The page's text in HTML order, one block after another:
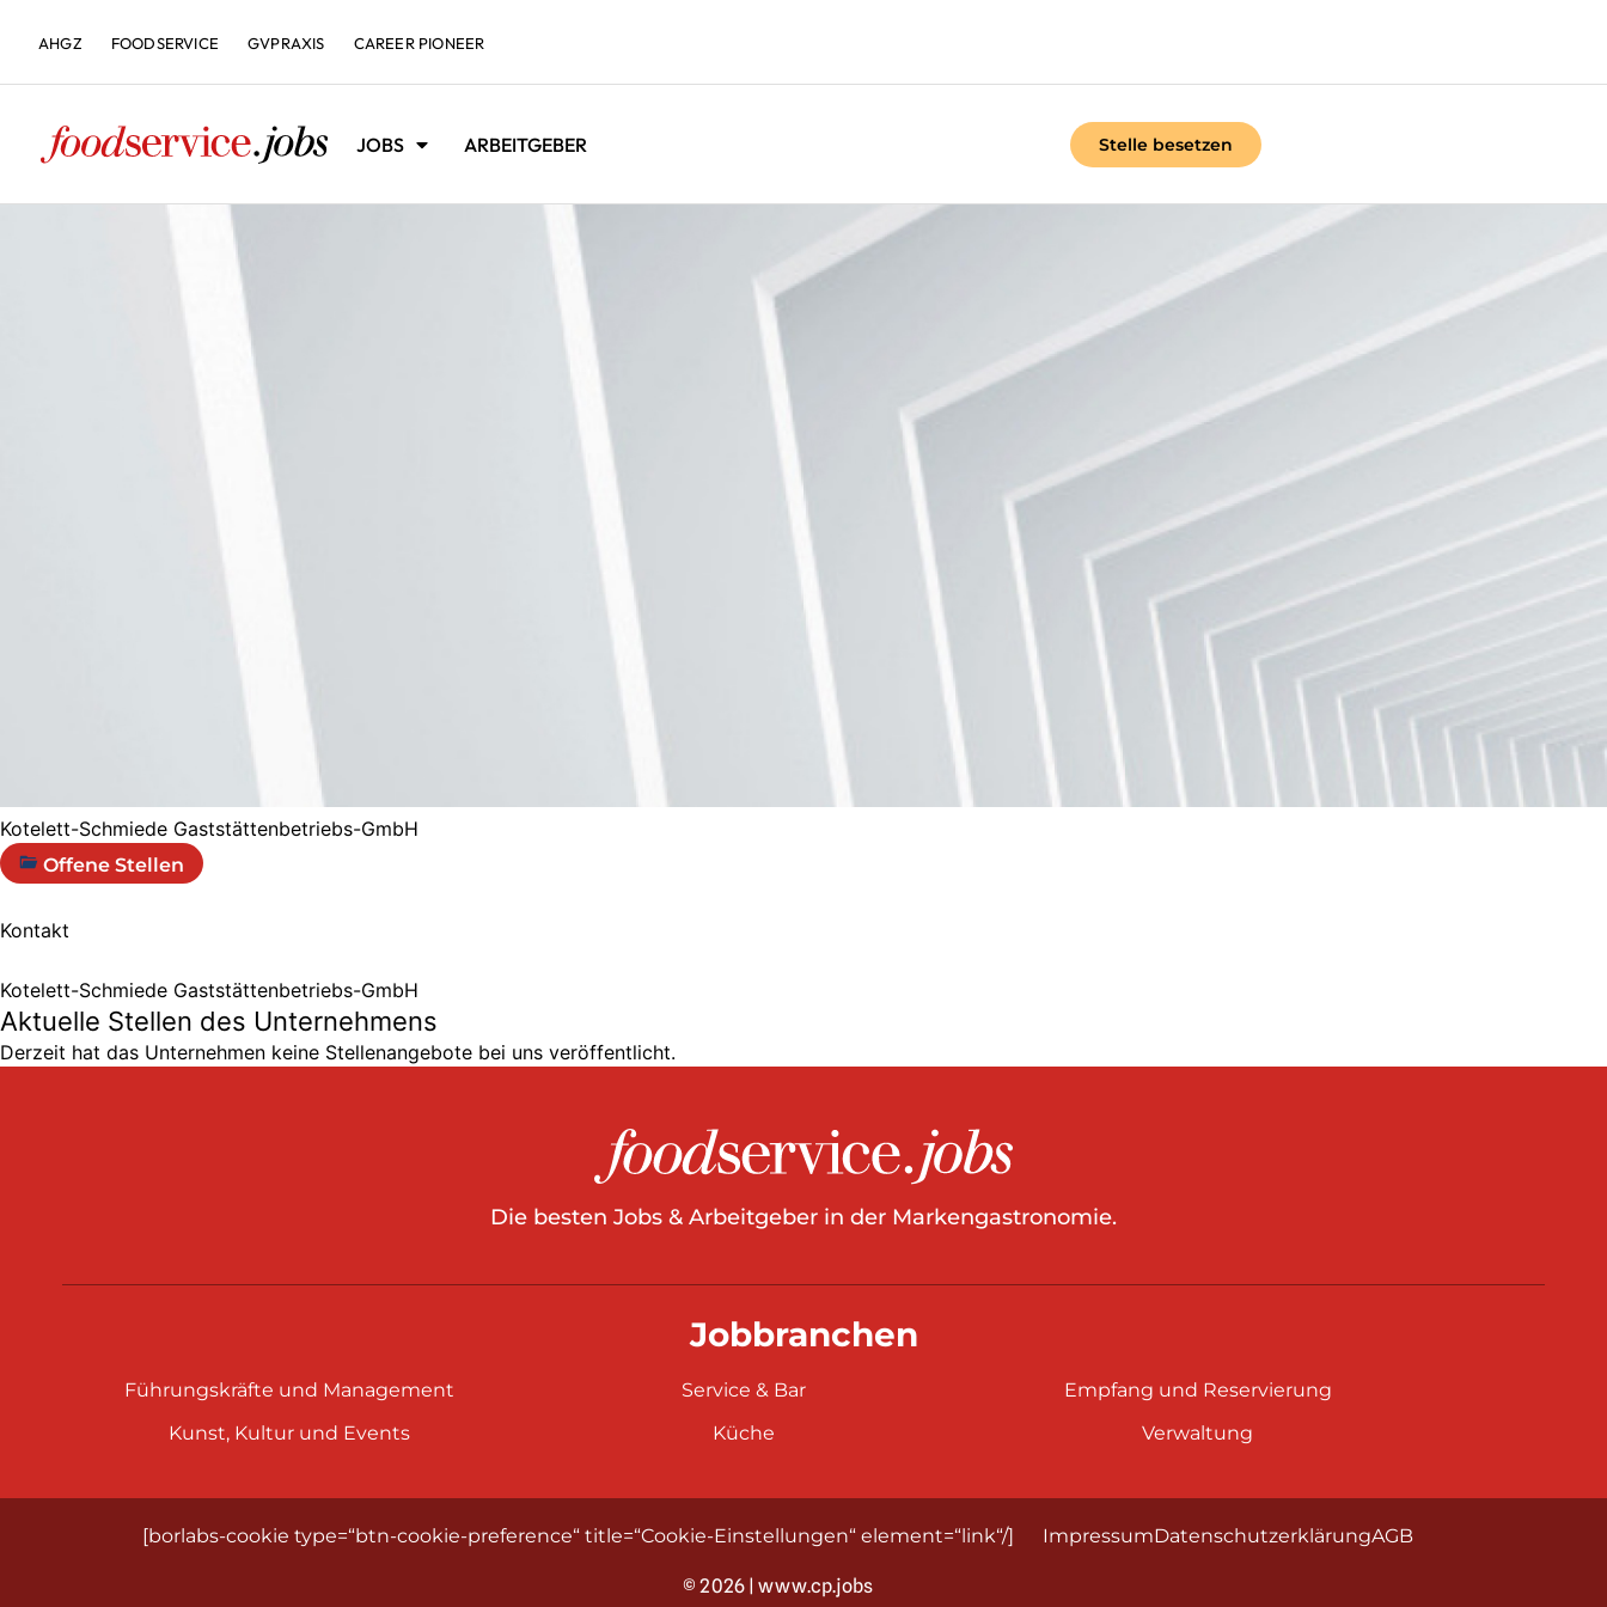
AHGZ FOODSERVICE GVPRAXIS CAREER PIONEER
JOBS ARBEITGEBER Stelle besetzen
Kotelett-Schmiede Gaststättenbetriebs-GmbH
Offene Stellen
Kontakt
Kotelett-Schmiede Gaststättenbetriebs-GmbH
Aktuelle Stellen des Unternehmens
Derzeit hat das Unternehmen keine Stellenangebote bei uns veröffentlicht.
Die besten Jobs & Arbeitgeber in der Markengastronomie.
Jobbranchen
Führungskräfte und Management
Kunst, Kultur und Events
Service & Bar
Küche
Empfang und Reservierung
Verwaltung
[borlabs-cookie type=“btn-cookie-preference“ title=“Cookie-Einstellungen“ element=“link“/] ImpressumDatenschutzerklärungAGB
© 2026 | www.cp.jobs